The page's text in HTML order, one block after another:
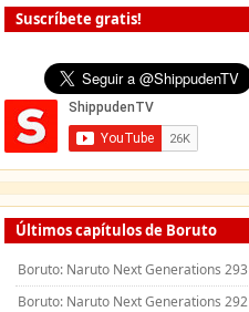
Suscríbete gratis!
Últimos capítulos de Boruto
Boruto: Naruto Next Generations 293
Boruto: Naruto Next Generations 292